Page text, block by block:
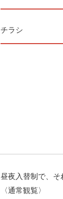
チラシ
昼夜入替制で、
〈通常観覧〉